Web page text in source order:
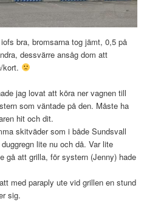
bra, bromsarna tog jämt, 0,5 på
dessvärre ansåg dom att
kort.
jag lovat att köra ner vagnen till
som väntade på den. Måste ha
hit och dit.
skitväder som i både Sundsvall
lite nu och då. Var lite
gå att grilla, för systern (Jenny) hade
med paraply ute vid grillen en stund
sig.